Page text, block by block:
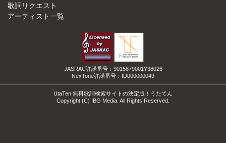
歌詞リクエスト
アーティスト一覧
JASRAC許諾番号：9015879001Y38026
NexTone許諾番号：ID000000049
UtaTen 無料歌詞検索サイトの決定版！うたてん
Copyright (C) IBG Media. All Rights Reserved.